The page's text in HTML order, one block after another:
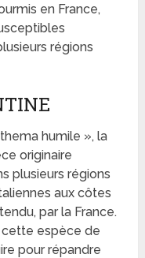
en France,
régions
humile », la
originaire
plusieurs régions
aux côtes
par la France.
cette espèce de
pour répandre